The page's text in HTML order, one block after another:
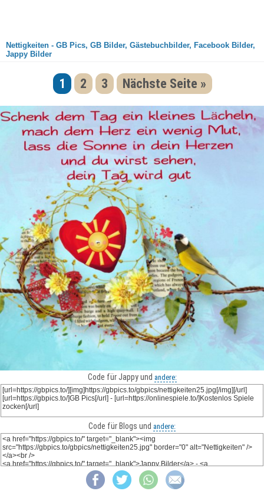
Nettigkeiten - GB Pics, GB Bilder, Gästebuchbilder, Facebook Bilder,
Jappy Bilder
1 2 3 Nächste Seite »
Code für Jappy und andere:
Code für Blogs und andere: